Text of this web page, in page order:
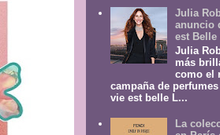
Julia
anuncio
est Belle
Julia
más
como el
campaña de
vie est belle L...
La